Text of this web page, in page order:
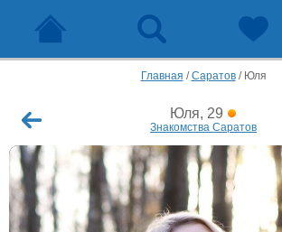
Главная /Саратов/ Юля
Юля, 29
Знакомства Саратов